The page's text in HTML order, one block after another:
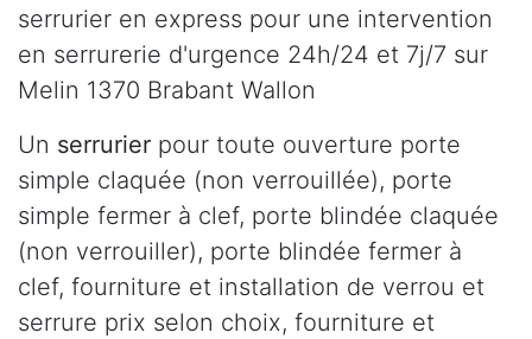
serrurier en express pour une intervention
en serrurerie d'urgence 24h/24 et 7j/7 sur
Melin 1370 Brabant Wallon
Un serrurier pour toute ouverture porte
simple claquée (non verrouillée), porte
simple fermer à clef, porte blindée claquée
(non verrouiller), porte blindée fermer à
clef, fourniture et installation de verrou et
serrure prix selon choix, fourniture et